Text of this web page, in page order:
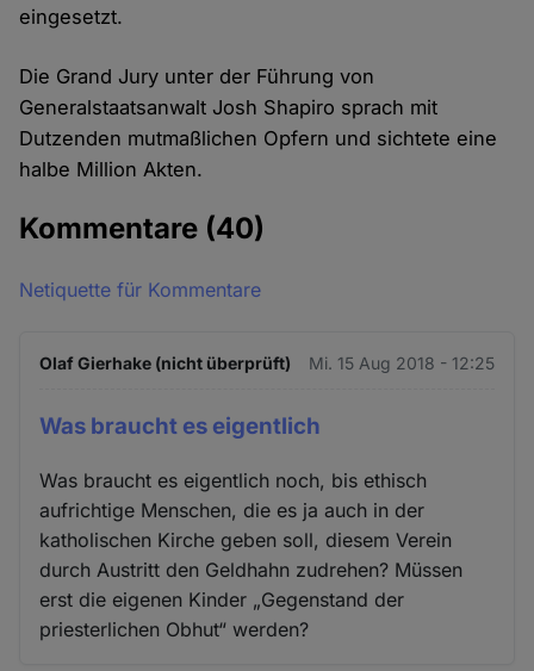
eingesetzt.
Die Grand Jury unter der Führung von
Generalstaatsanwalt Josh Shapiro sprach mit
Dutzenden mutmaßlichen Opfern und sichtete eine
halbe Million Akten.
Kommentare (40)
Netiquette für Kommentare
Olaf Gierhake (nicht überprüft) Mi. 15 Aug 2018 - 12:25
Was braucht es eigentlich
Was braucht es eigentlich noch, bis ethisch
aufrichtige Menschen, die es ja auch in der
katholischen Kirche geben soll, diesem Verein
durch Austritt den Geldhahn zudrehen? Müssen
erst die eigenen Kinder „Gegenstand der
priesterlichen Obhut“ werden?